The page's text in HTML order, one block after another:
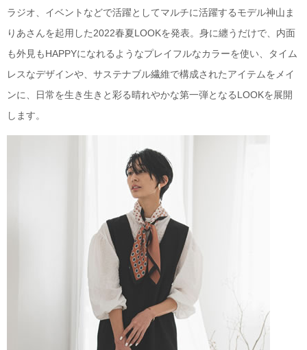
ラジオ、イベントなどで活躍としてマルチに活躍するモデル神山ま
りあさんを起用した2022春夏LOOKを発表。身に纏うだけで、内面
も外見もHAPPYになれるようなプレイフルなカラーを使い、タイム
レスなデザインや、サステナブル繊維で構成されたアイテムをメイ
ンに、日常を生き生きと彩る晴れやかな第一弾となるLOOKを展開
します。